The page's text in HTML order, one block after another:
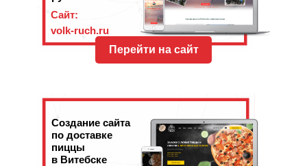
Перейти на сайт
Сайт:
volk-ruch.ru
Создание сайта
по доставке
пиццы
в Витебске